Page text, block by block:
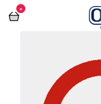
0
فروشگاه آنلاین اُرگت
شیرینی ها